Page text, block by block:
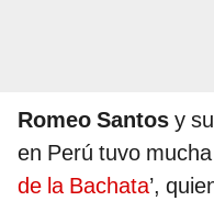
Romeo Santos y
en Perú tuvo
de la Bachata’,